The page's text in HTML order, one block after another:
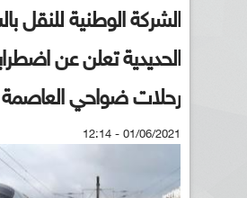
الشركة الوطنية للنقل
الحديدية تعلن عن
رحلات ضواحي العاصمة
01/06/2021 - 12:14